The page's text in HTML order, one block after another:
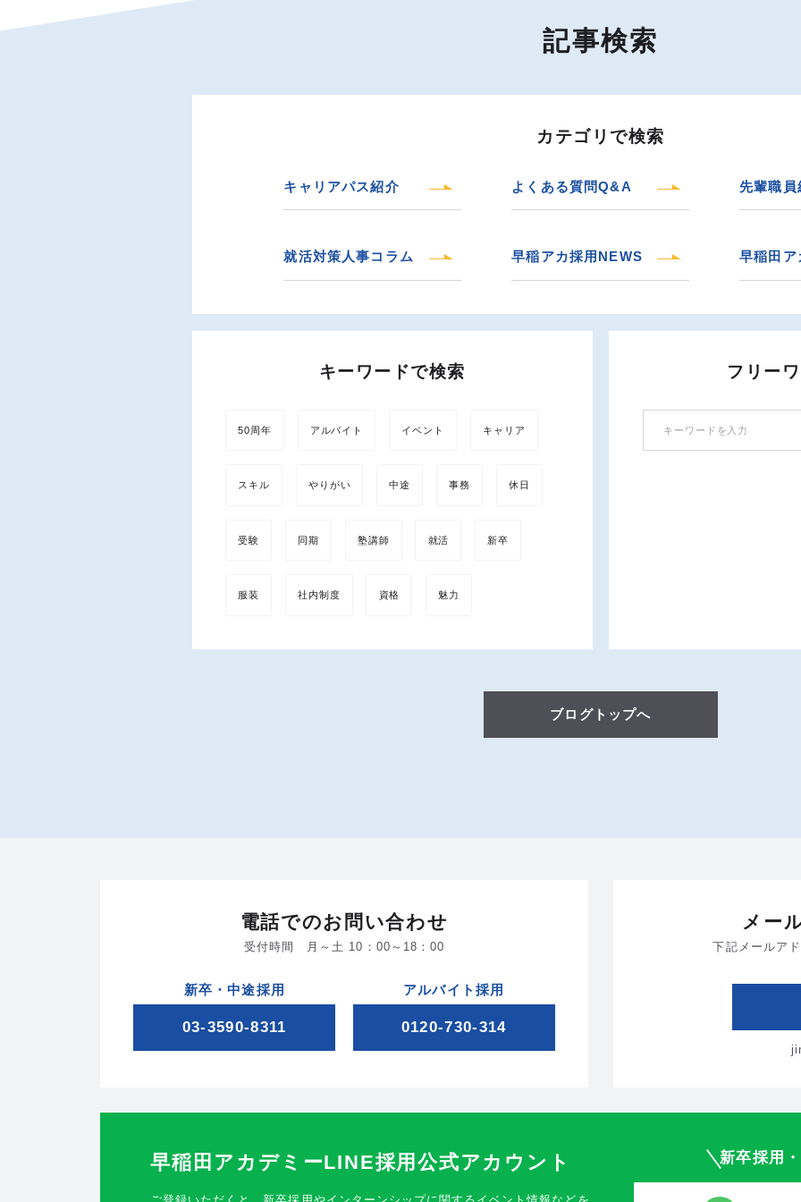
記事検索
カテゴリで検索
キャリアパス紹介 よくある質問Q&A 先輩職員
就活対策人事コラム 早稲アカ採用NEWS 早稲田ア
キーワードで検索
50周年 アルバイト イベント キャリア
スキル やりがい 中途 事務 休日
受験 同期 塾講師 就活 新卒
服装 社内制度 資格 魅力
フリー
ブログトップへ
電話でのお問い合わせ
受付時間 月～土 10：00～18：00
新卒・中途採用
03-3590-8311
アルバイト採用
0120-730-314
メー
下記メールア
早稲田アカデミーLINE採用公式アカウント 新卒採用